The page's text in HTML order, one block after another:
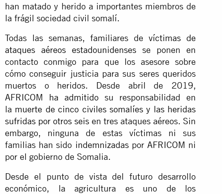
han matado y herido a importantes miembros de
la frágil sociedad civil somalí.
Todas las semanas, familiares devíctimas de
ataques aéreos estadounidenses se ponen en
contacto conmigo para que los asesore sobre
cómo conseguir justicia para sus seres queridos
muertos o heridos. Desde abril de 2019,
AFRICOM ha admitido su responsabilidad en
la muerte de cinco civiles somalíes y las heridas
sufridas por otros seis en tres ataques aéreos. Sin
embargo, ninguna de estas víctimas ni sus
familias han sido indemnizadaspor AFRICOM ni
por el gobierno de Somalia.
Desde el punto de vista del futuro desarrollo
económico, la agricultura es uno de los